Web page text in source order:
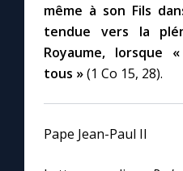
même à son Fils
tendue vers la
Royaume, lorsque
tous »(1 Co 15, 28).
Pape Jean-Paul II